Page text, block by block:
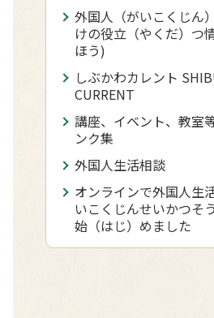
外国人（がいこくじん
けの役立（やくだ）つ
ほう)
しぶかわカレント
CURRENT
講座、イベント、教室
ンク集
外国人生活相談
オンラインで外国人生
いこくじんせいかつそ
始（はじ）めました